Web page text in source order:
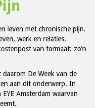
leven met chronische pijn.
werk en relaties.
van formaat: zo’n
De Week van de
aan dit onderwerp. In
Amsterdam waarvan